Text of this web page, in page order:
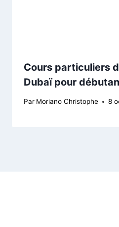
Cours particuliers
Dubaï pour
Par Moriano Christophe 8